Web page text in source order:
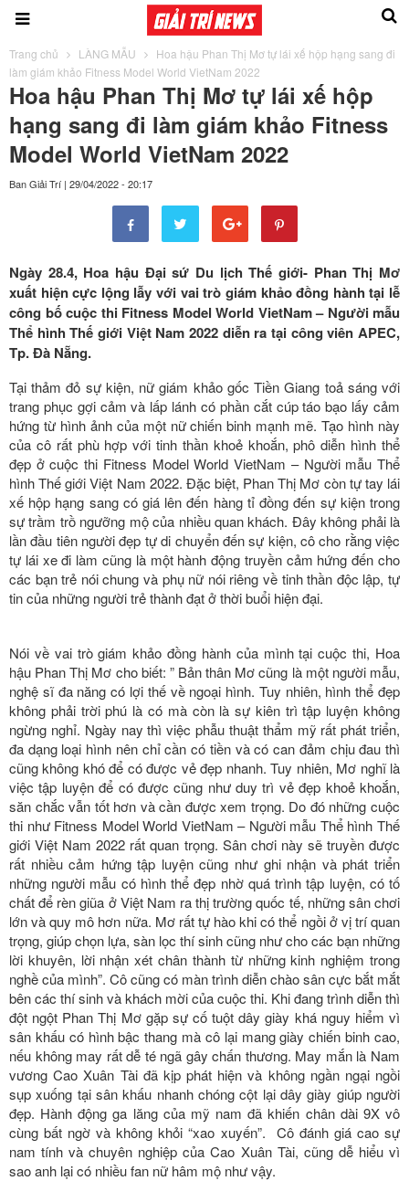
Trang chủ LÀNG MẪU
Hoa hậu Phan Thị Mơ tự lái xế hộp hạng sang đi
làm giám khảo Fitness Model World VietNam 2022
Hoa hậu Phan Thị Mơ tự lái xế hộp
hạng sang đi làm giám khảo Fitness
Model World VietNam 2022
Ban Giải Trí | 29/04/2022 - 20:17
Ngày 28.4, Hoa hậu Đại sứ Du lịch Thế giới- Phan Thị Mơ
xuất hiện cực lộng lẫy với vai trò giám khảo đồng hành tại lễ
công bố cuộc thi Fitness Model World VietNam – Người mẫu
Thể hình Thế giới Việt Nam 2022 diễn ra tại công viên APEC,
Tp. Đà Nẵng.
Tại thảm đỏ sự kiện, nữ giám khảo gốc Tiền Giang toả sáng với
trang phục gợi cảm và lấp lánh có phần cắt cúp táo bạo lấy cảm
hứng từ hình ảnh của một nữ chiến binh mạnh mẽ. Tạo hình này
của cô rất phù hợp với tinh thần khoẻ khoắn, phô diễn hình thể
đẹp ở cuộc thi Fitness Model World VietNam – Người mẫu Thể
hình Thế giới Việt Nam 2022. Đặc biệt, Phan Thị Mơ còn tự tay lái
xế hộp hạng sang có giá lên đến hàng tỉ đồng đến sự kiện trong
sự trầm trồ ngưỡng mộ của nhiều quan khách. Đây không phải là
lần đầu tiên người đẹp tự di chuyển đến sự kiện, cô cho rằng việc
tự lái xe đi làm cũng là một hành động truyền cảm hứng đến cho
các bạn trẻ nói chung và phụ nữ nói riêng về tinh thần độc lập, tự
tin của những người trẻ thành đạt ở thời buổi hiện đại.
Nói về vai trò giám khảo đồng hành của mình tại cuộc thi, Hoa
hậu Phan Thị Mơ cho biết: ” Bản thân Mơ cũng là một người mẫu,
nghệ sĩ đa năng có lợi thế về ngoại hình. Tuy nhiên, hình thể đẹp
không phải trời phú là có mà còn là sự kiên trì tập luyện không
ngừng nghỉ. Ngày nay thì việc phẫu thuật thẩm mỹ rất phát triển,
đa dạng loại hình nên chỉ cần có tiền và có can đảm chịu đau thì
cũng không khó để có được vẻ đẹp nhanh. Tuy nhiên, Mơ nghĩ là
việc tập luyện để có được cũng như duy trì vẻ đẹp khoẻ khoắn,
săn chắc vẫn tốt hơn và cần được xem trọng. Do đó những cuộc
thi như Fitness Model World VietNam – Người mẫu Thể hình Thế
giới Việt Nam 2022 rất quan trọng. Sân chơi này sẽ truyền được
rất nhiều cảm hứng tập luyện cũng như ghi nhận và phát triển
những người mẫu có hình thể đẹp nhờ quá trình tập luyện, có tố
chất để rèn giũa ở Việt Nam ra thị trường quốc tế, những sân chơi
lớn và quy mô hơn nữa. Mơ rất tự hào khi có thể ngồi ở vị trí quan
trọng, giúp chọn lựa, sàn lọc thí sinh cũng như cho các bạn những
lời khuyên, lời nhận xét chân thành từ những kinh nghiệm trong
nghề của mình”. Cô cũng có màn trình diễn chào sân cực bắt mắt
bên các thí sinh và khách mời của cuộc thi. Khi đang trình diễn thì
đột ngột Phan Thị Mơ gặp sự cố tuột dây giày khá nguy hiểm vì
sân khấu có hình bậc thang mà cô lại mang giày chiến binh cao,
nếu không may rất dễ té ngã gây chấn thương. May mắn là Nam
vương Cao Xuân Tài đã kịp phát hiện và không ngần ngại ngồi
sụp xuống tại sân khấu nhanh chóng cột lại dây giày giúp người
đẹp. Hành động ga lăng của mỹ nam đã khiến chân dài 9X vô
cùng bất ngờ và không khỏi “xao xuyến”. Cô đánh giá cao sự
nam tính và chuyên nghiệp của Cao Xuân Tài, cũng dễ hiểu vì
sao anh lại có nhiều fan nữ hâm mộ như vậy.